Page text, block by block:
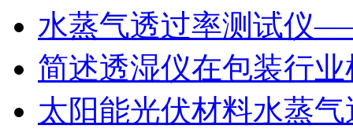
水蒸气透过率测试仪
简述透湿仪在包装行
太阳能光伏材料水蒸